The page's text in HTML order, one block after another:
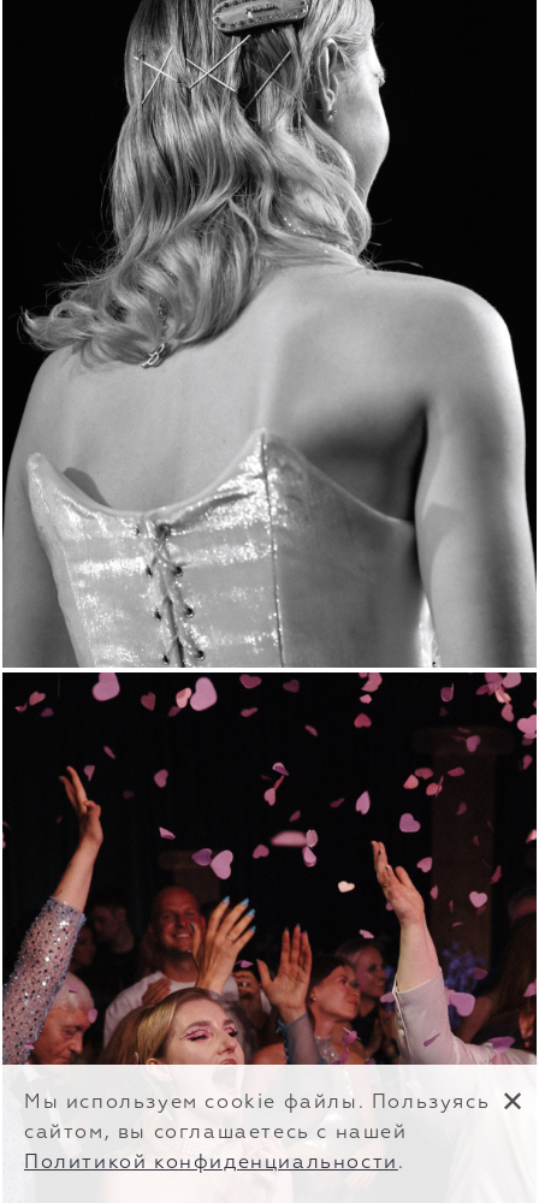
Мы используем cookie файлы. Пользуясь
сайтом, вы соглашаетесь с нашей
Политикой конфиденциальности .
✕